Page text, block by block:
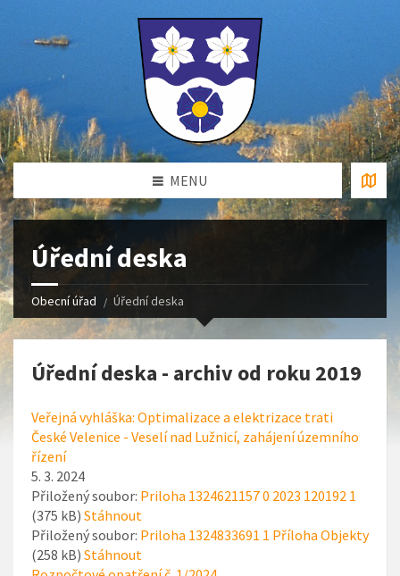
MENU
Úřední deska
Obecní úřad Úřední deska
Úřední deska - archiv od roku 2019
Veřejná vyhláška: Optimalizace a elektrizace trati
České Velenice - Veselí nad Lužnicí, zahájení územního
řízení
5. 3. 2024
Přiložený soubor: Priloha 1324621157 0 2023 120192 1
(375 kB) Stáhnout
Přiložený soubor: Priloha 1324833691 1 Příloha Objekty
(258 kB) Stáhnout